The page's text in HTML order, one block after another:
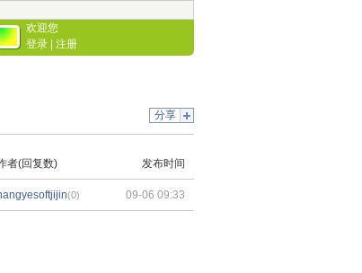
欢迎您
登录
注册
分享
者(回复数) 发布时间
(0) 09-06 09:33